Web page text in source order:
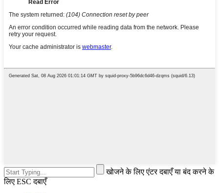
खोजने के लिए एंटर दबाएँ या बंद करने के
लिए ESC दबाएँ